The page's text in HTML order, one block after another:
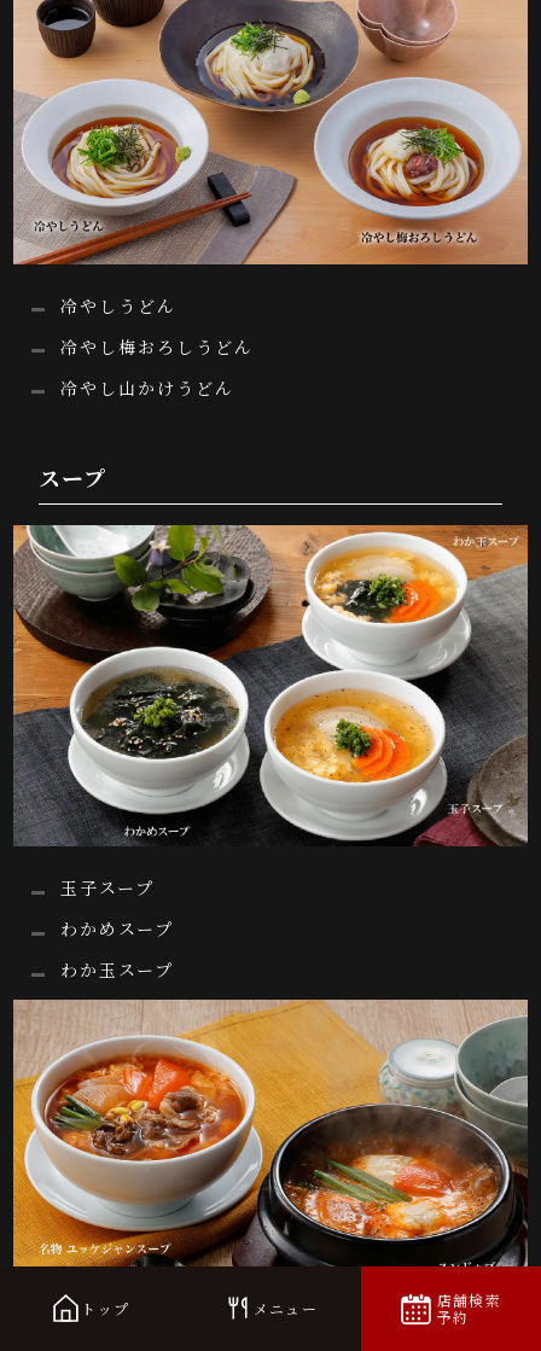
冷やしうどん
冷やし梅おろしうどん
冷やし山かけうどん
スープ
玉子スープ
わかめスープ
わか玉スープ
トップ メニュー
店舗検索
予約